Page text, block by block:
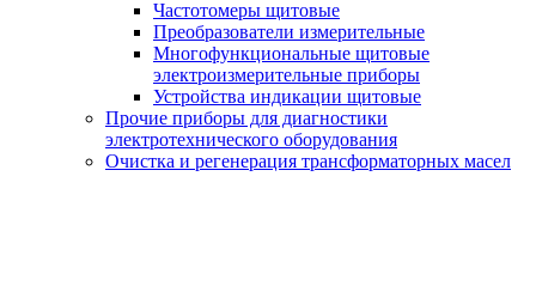
Частотомеры щитовые
Преобразователи измерительные
Многофункциональные щитовые
электроизмерительные приборы
Устройства индикации щитовые
Прочие приборы для диагностики
электротехнического оборудования
Очистка и регенерация трансформаторных масел